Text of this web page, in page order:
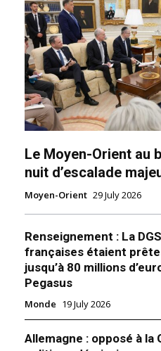
Le Moyen-Orient au
nuit d’escalade
Moyen-Orient 29 July 2026
Renseignement : La
françaises étaient
jusqu’à 80 millions
Pegasus
Monde 19 July 2026
Allemagne : opposé à la